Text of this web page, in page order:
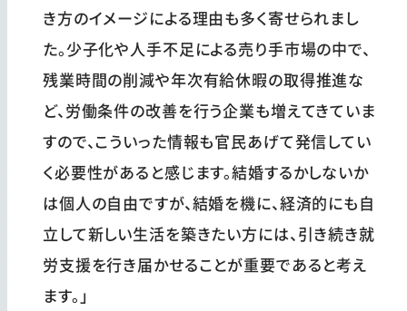
き方のイメージによる理由も多く寄せられまし
た。少子化や人手不足による売り手市場の中で、
残業時間の削減や年次有給休暇の取得推進な
ど、労働条件の改善を行う企業も増えてきていま
すので、こういった情報も官民あげて発信してい
く必要性があると感じます。結婚するかしないか
は個人の自由ですが、結婚を機に、経済的にも自
立して新しい生活を築きたい方には、引き続き就
労支援を行き届かせることが重要であると考え
ます。」